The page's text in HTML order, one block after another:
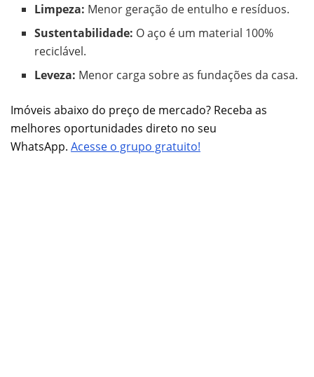
Limpeza: Menor geração de entulho e resíduos.
Sustentabilidade: O aço é um material 100%
reciclável.
Leveza: Menor carga sobre as fundações da casa.
Imóveis abaixo do preço de mercado? Receba as
melhores oportunidades direto no seu
WhatsApp. Acesse o grupo gratuito!